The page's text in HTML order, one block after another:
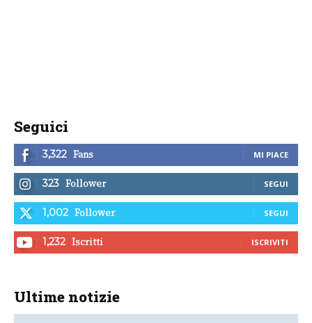
Seguici
3,322 Fans MI PIACE
323 Follower SEGUI
1,002 Follower SEGUI
1,232 Iscritti ISCRIVITI
Ultime notizie